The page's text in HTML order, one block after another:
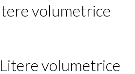
volumetrice
Litere volumetrice